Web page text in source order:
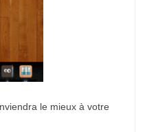
le mieux à votre